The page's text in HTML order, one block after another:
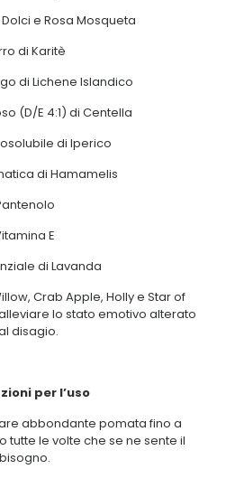
e Rosa Mosqueta
di Karitè
di Lichene Islandico
(D/E 4:1) di Centella
di Iperico
di Hamamelis
E
di Lavanda
Crab Apple, Holly e Star of
lo stato emotivo alterato
disagio.
per l’uso
abbondante pomata fino a
le volte che se ne sente il
bisogno.